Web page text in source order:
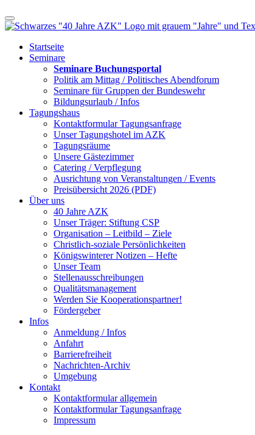
Startseite
Seminare
Seminare Buchungsportal
Politik am Mittag / Politisches Abendforum
Seminare für Gruppen der Bundeswehr
Bildungsurlaub / Infos
Tagungshaus
Kontaktformular Tagungsanfrage
Unser Tagungshotel im AZK
Tagungsräume
Unsere Gästezimmer
Catering / Verpflegung
Ausrichtung von Veranstaltungen / Events
Preisübersicht 2026 (PDF)
Über uns
40 Jahre AZK
Unser Träger: Stiftung CSP
Organisation – Leitbild – Ziele
Christlich-soziale Persönlichkeiten
Königswinterer Notizen – Hefte
Unser Team
Stellenausschreibungen
Qualitätsmanagement
Werden Sie Kooperationspartner!
Fördergeber
Infos
Anmeldung / Infos
Anfahrt
Barrierefreiheit
Nachrichten-Archiv
Umgebung
Kontakt
Kontaktformular allgemein
Kontaktformular Tagungsanfrage
Impressum